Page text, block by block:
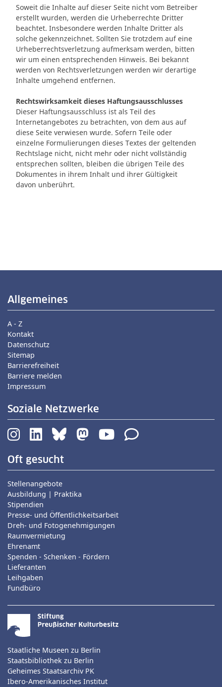
Soweit die Inhalte auf dieser Seite nicht vom Betreiber
erstellt wurden, werden die Urheberrechte Dritter
beachtet. Insbesondere werden Inhalte Dritter als
solche gekennzeichnet. Sollten Sie trotzdem auf eine
Urheberrechtsverletzung aufmerksam werden, bitten
wir um einen entsprechenden Hinweis. Bei bekannt
werden von Rechtsverletzungen werden wir derartige
Inhalte umgehend entfernen.
Rechtswirksamkeit dieses Haftungsausschlusses
Dieser Haftungsausschluss ist als Teil des
Internetangebotes zu betrachten, von dem aus auf
diese Seite verwiesen wurde. Sofern Teile oder
einzelne Formulierungen dieses Textes der geltenden
Rechtslage nicht, nicht mehr oder nicht vollständig
entsprechen sollten, bleiben die übrigen Teile des
Dokumentes in ihrem Inhalt und ihrer Gültigkeit
davon unberührt.
Allgemeines
A - Z
Kontakt
Datenschutz
Sitemap
Barrierefreiheit
Barriere melden
Impressum
Soziale Netzwerke
Oft gesucht
Stellenangebote
Ausbildung | Praktika
Stipendien
Presse- und Öffentlichkeitsarbeit
Dreh- und Fotogenehmigungen
Raumvermietung
Ehrenamt
Spenden - Schenken - Fördern
Lieferanten
Leihgaben
Fundbüro
Staatliche Museen zu Berlin
Staatsbibliothek zu Berlin
Geheimes Staatsarchiv PK
Ibero-Amerikanisches Institut